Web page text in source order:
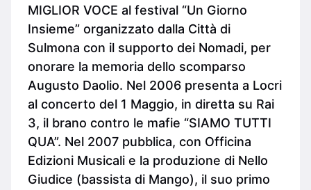
MIGLIOR VOCE al festival “Un Giorno
Insieme” organizzato dalla Città di
Sulmona con il supporto dei Nomadi, per
onorare la memoria dello scomparso
Augusto Daolio. Nel 2006 presenta a Locri
al concerto del 1 Maggio, in diretta su Rai
3, il brano contro le mafie “SIAMO TUTTI
QUA”. Nel 2007 pubblica, con Officina
Edizioni Musicali e la produzione di Nello
Giudice (bassista di Mango), il suo primo